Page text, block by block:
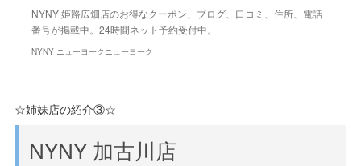
NYNY 姫路広畑店のお得なクーポン、ブログ、口コミ、住所、電話
番号が掲載中。24時間ネット予約受付中。
NYNY ニューヨークニューヨーク
☆姉妹店の紹介③☆
NYNY 加古川店